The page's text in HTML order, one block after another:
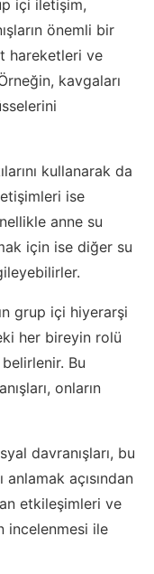
içi iletişim,
önemli bir
hareketleri ve
kavgaları
kullanarak da
ise
anne su
için ise diğer su
grup içi hiyerarşi
her bireyin rolü
Bu
onların
davranışları, bu
anlamak açısından
etkileşimleri ve
incelenmesi ile